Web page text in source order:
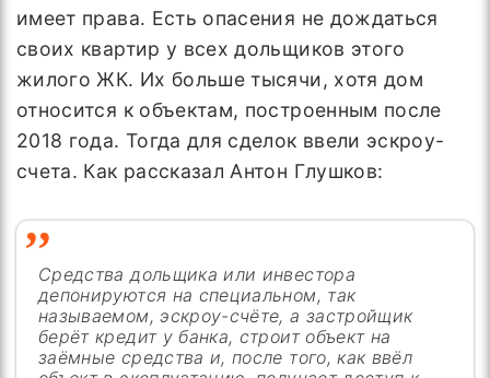
имеет права. Есть опасения не дождаться
своих квартир у всех дольщиков этого
жилого ЖК. Их больше тысячи, хотя дом
относится к объектам, построенным после
2018 года. Тогда для сделок ввели эскроу-
счета. Как рассказал Антон Глушков:
Средства дольщика или инвестора
депонируются на специальном, так
называемом, эскроу-счёте, а застройщик
берёт кредит у банка, строит объект на
заёмные средства и, после того, как ввёл